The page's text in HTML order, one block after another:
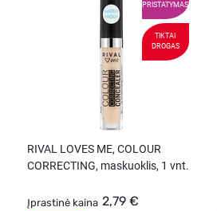
PRISTATYMAS
TIKTAI
DROGAS
RIVAL LOVES ME, COLOUR
CORRECTING, maskuoklis, 1 vnt.
Įprastinė kaina 2,79 €